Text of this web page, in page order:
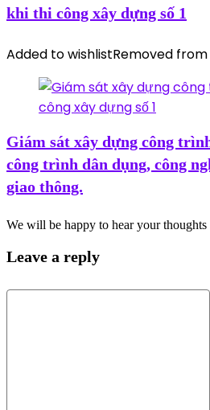
khi thi công xây dựng số 1
Added to wishlistRemoved from
Giám sát xây dựng công
công trình dân dụng, công
giao thông.
We will be happy to hear your thoughts
Leave a reply